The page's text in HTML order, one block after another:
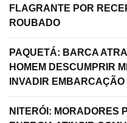
FLAGRANTE POR
ROUBADO
PAQUETÁ: BARCA
HOMEM DESCUMPRIR
INVADIR EMBARCAÇÃO
NITERÓI: MORADORES